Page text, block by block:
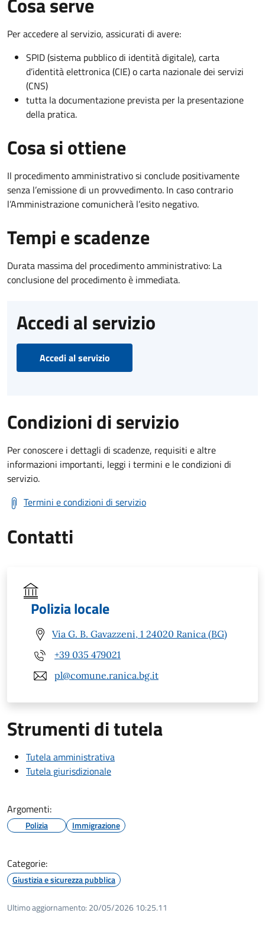
Per accedere al servizio, assicurati di avere:
SPID (sistema pubblico di identità digitale), carta
d’identità elettronica (CIE) o carta nazionale dei servizi
(CNS)
tutta la documentazione prevista per la presentazione
della pratica.
Cosa si ottiene
Il procedimento amministrativo si conclude positivamente
senza l’emissione di un provvedimento. In caso contrario
l’Amministrazione comunicherà l’esito negativo.
Tempi e scadenze
Durata massima del procedimento amministrativo: La
conclusione del procedimento è immediata.
Accedi al servizio
Accedi al servizio
Condizioni di servizio
Per conoscere i dettagli di scadenze, requisiti e altre
informazioni importanti, leggi i termini e le condizioni di
servizio.
Termini e condizioni di servizio
Contatti
Polizia locale
Via G. B. Gavazzeni, 1 24020 Ranica (BG)
+39 035 479021
pl@comune.ranica.bg.it
Strumenti di tutela
Tutela amministrativa
Tutela giurisdizionale
Argomenti:
Polizia Immigrazione
Categorie:
Giustizia e sicurezza pubblica
Ultimo aggiornamento: 20/05/2026 10:25.11